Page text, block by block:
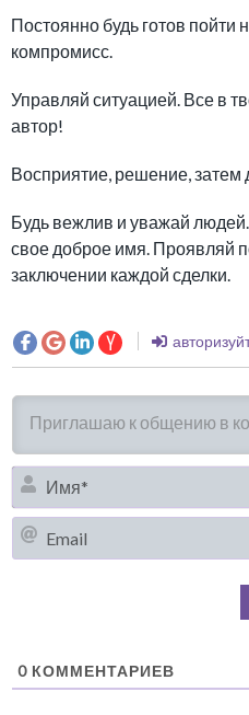
Постоянно будь готов пойти
компромисс.
Управляй ситуацией. Все в
автор!
Восприятие, решение, затем
Будь вежлив и уважай
свое доброе имя. Проявляй
заключении каждой сделки.
0 КОММЕНТАРИЕВ